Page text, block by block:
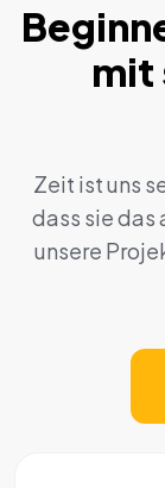
mit
Zeit ist uns
dass sie das
unsere